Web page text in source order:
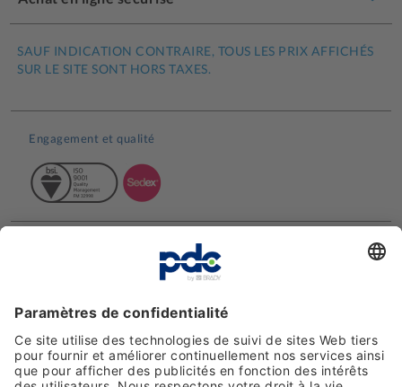
SAUF INDICATION CONTRAIRE, TOUS LES PRIX AFFICHÉS
SUR LE SITE SONT HORS TAXES.
Engagement et qualité
Moyens de paiement